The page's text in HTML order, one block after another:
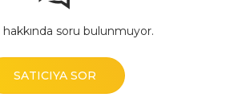
soru bulunmuyor.
SATICIYA SOR